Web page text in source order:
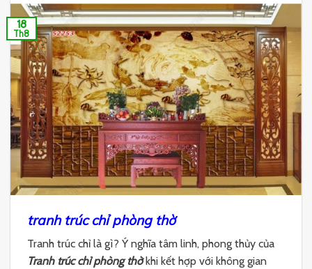
18
Th8
tranh trúc chỉ phòng thờ
Tranh trúc chỉ là gì? Ý nghĩa tâm linh, phong thủy của
Tranh trúc chỉ phòng thờkhi kết hợp với không gian